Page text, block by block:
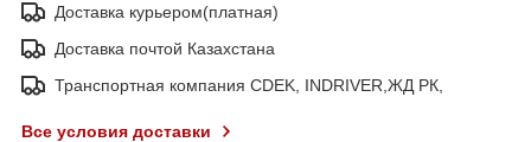
Доставка курьером(платная)
Доставка почтой Казахстана
Транспортная компания CDEK, INDRIVER,ЖД РК,
Все условия доставки